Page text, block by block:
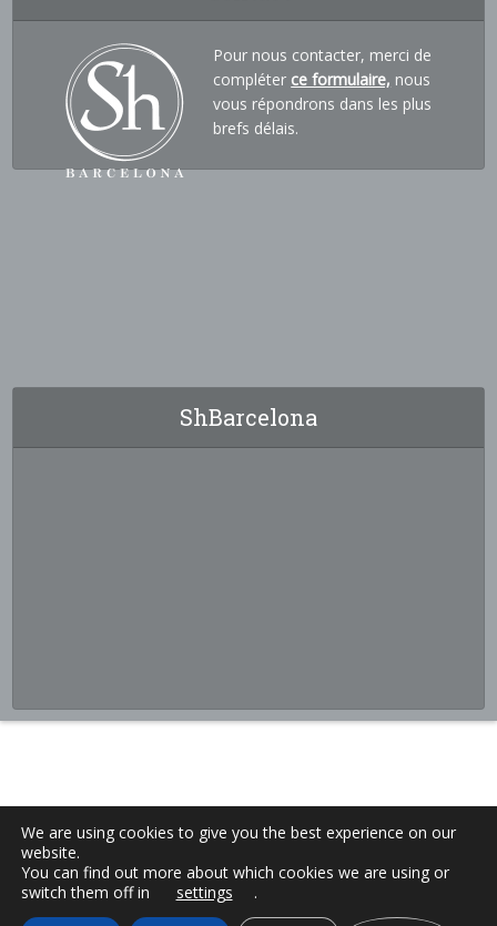
Pour nous contacter, merci de
compléter ce formulaire, nous
vous répondrons dans les plus
brefs délais.
ShBarcelona
We are using cookies to give you the best experience on our
website.
You can find out more about which cookies we are using or
switch them off in
settings .